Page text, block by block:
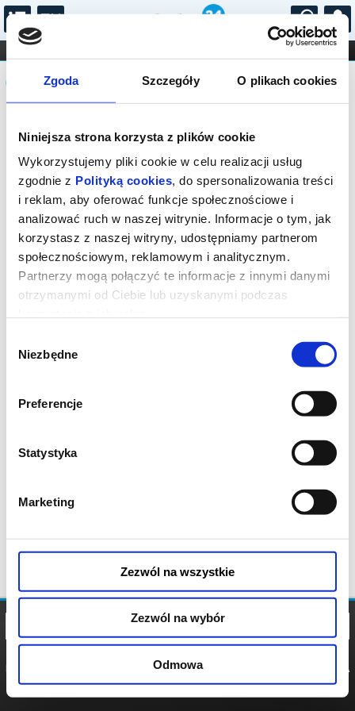
Zgoda Szczegóły O plikach cookies
Niniejsza strona korzysta z plików cookie
Wykorzystujemy pliki cookie w celu realizacji usług
zgodnie z Polityką cookies, do spersonalizowania treści
i reklam, aby oferować funkcje społecznościowe i
analizować ruch w naszej witrynie. Informacje o tym, jak
korzystasz z naszej witryny, udostępniamy partnerom
społecznościowym, reklamowym i analitycznym.
Partnerzy mogą połączyć te informacje z innymi danymi
otrzymanymi od Ciebie lub uzyskanymi podczas
zgody
Niezbędne
Preferencje
Statystyka
Marketing
Zezwól na wszystkie
Zezwól na wybór
Odmowa
...
FILHARMONIA OPERA I BALET
STAND-UP
DLA DZIECI
Komunikat
Sprzedaż biletów on-line na wydarzenie
została zakończona.
POLITYKA
POLITYKA